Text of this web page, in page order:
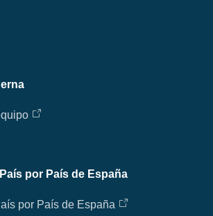
por País de España
por País de España